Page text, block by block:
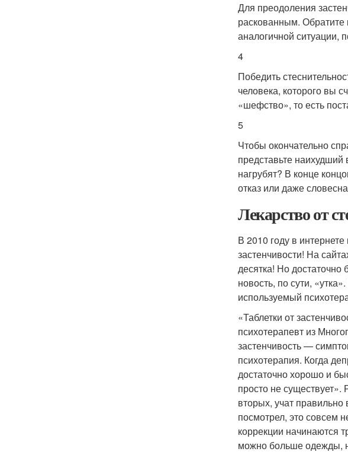
Для преодоления
раскованным. Обратите
аналогичной ситуации,
4
Победить
человека, которого вы
«шефство», то есть
5
Чтобы окончательно
представьте
нагрубят? В конце
отказ или даже
Лекарство от
В 2010 году в
застенчивости! На
десятка! Но достаточно
новость, по сути,
используемый
«Таблетки от
психотерапевт из
застенчивость —
психотерапия. Когда
достаточно хорошо и
просто не
вторых, учат
посмотрел, это совсем
коррекции начинаются
можно больше одежды,